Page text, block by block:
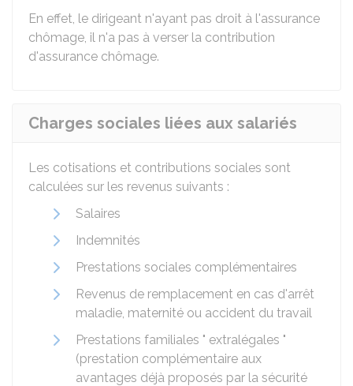
En effet, le dirigeant n'ayant pas droit à l'assurance
chômage, il n'a pas à verser la contribution
d'assurance chômage.
Charges sociales liées aux salariés
Les cotisations et contributions sociales sont
calculées sur les revenus suivants :
Salaires
Indemnités
Prestations sociales complémentaires
Revenus de remplacement en cas d'arrêt
maladie, maternité ou accident du travail
Prestations familiales " extralégales "
(prestation complémentaire aux
avantages déjà proposés par la sécurité